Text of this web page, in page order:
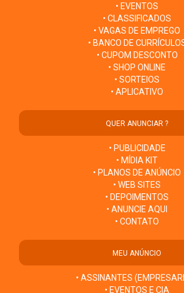
• EVENTOS
• CLASSIFICADOS
• VAGAS DE EMPREGO
• BANCO DE
• CUPOM DESCONTO
• SHOP ONLINE
• SORTEIOS
• APLICATIVO
QUER ANUNCIAR ?
• PUBLICIDADE
• MÍDIA KIT
• PLANOS DE ANÚNCIO
• WEB SITES
• DEPOIMENTOS
• ANUNCIE AQUI
• CONTATO
MEU ANÚNCIO
• ASSINANTES
• EVENTOS E CIA